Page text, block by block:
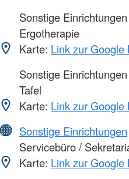
Sonstige Einrichtungen
Ergotherapie
Karte: Link zur Google
Sonstige Einrichtungen
Tafel
Karte: Link zur Google
Sonstige Einrichtungen
Servicebüro /
Karte: Link zur Google